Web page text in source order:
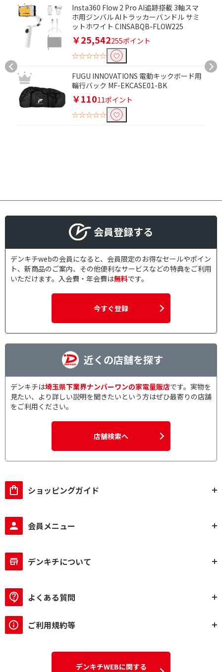
Insta360 Flow 2 Pro AI追跡搭載 3軸スマ
ホ用ジンバル AIトラッカーバンドル サミ
ットホワイト CINSABQB-FLOW225
￥25,542255ポイント
☆☆☆☆☆
FUGU INNOVATIONS 電動キックボード用
輪行バック MF-EKCASE01-BK
￥11011ポイント
☆☆☆☆☆
会員登録する
デンキチwebの会員になると、会員限定のお得なセールやポイン
ト、新商品のご案内、その他便利なサービスなどの特典をご利用
いただけます。入会費・年会費は無料です。
今すぐ登録
近くの店舗を探す
デンキチは埼玉県下業界ナンバーワンの家電量販店です。実物を
見たい、より詳しい説明を聞きたいという方はぜひ最寄りの店舗
をご利用ください。
店舗検索へ
ショッピングガイド
会員メニュー
デンキチについて
よくある質問
ご利用規約等
デンキチWEBに関する